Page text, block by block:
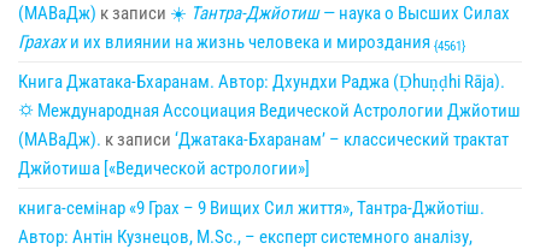
(МАВаДж) к записи ☀ Тантра-Джйотиш— наука о Высших Силах
Грахахи их влиянии на жизнь человека и мироздания {4561}
Книга Джатака-Бхаранам. Автор: Дхундхи Раджа (Ḍhuṇḍhi Rāja).
🌣 Международная Ассоциация Ведической Астрологии Джйотиш
(МАВаДж). к записи ‘Джатака-Бхаранам’ – классический трактат
Джйотиша [«Ведической астрологии»]
книга-семінар «9 Грах – 9 Вищих Сил життя», Тантра-Джйотіш.
Автор: Антін Кузнецов, M.Sc., – експерт системного аналізу,